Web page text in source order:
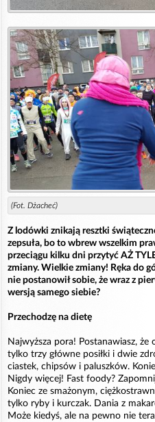
(Fot. Dżacheć)
Z lodówki znikają resztki
zepsuła, bo to wbrew wszelkim
przeciągu kilku dni przytyć AŻ
zmiany. Wielkie zmiany! Ręka do
nie postanowił sobie, że wraz z
wersją samego siebie?
Przechodzę na dietę
Najwyższa pora! Postanawiasz, że
tylko trzy główne posiłki i dwie
ciastek, chipsów i paluszków.
Nigdy więcej! Fast foody?
Koniec ze smażonym,
tylko ryby i kurczak. Dania z
Może kiedyś, ale na pewno nie